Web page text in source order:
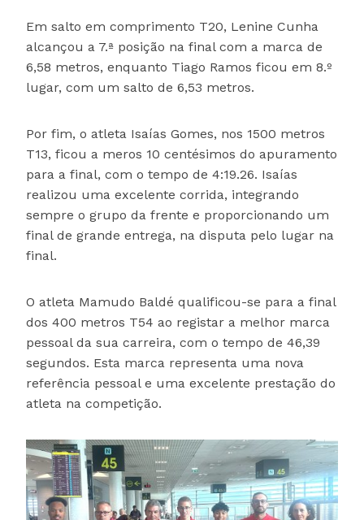
Em salto em comprimento T20, Lenine Cunha
alcançou a 7.ª posição na final com a marca de
6,58 metros, enquanto Tiago Ramos ficou em 8.º
lugar, com um salto de 6,53 metros.
Por fim, o atleta Isaías Gomes, nos 1500 metros
T13, ficou a meros 10 centésimos do apuramento
para a final, com o tempo de 4:19.26. Isaías
realizou uma excelente corrida, integrando
sempre o grupo da frente e proporcionando um
final de grande entrega, na disputa pelo lugar na
final.
O atleta Mamudo Baldé qualificou-se para a final
dos 400 metros T54 ao registar a melhor marca
pessoal da sua carreira, com o tempo de 46,39
segundos. Esta marca representa uma nova
referência pessoal e uma excelente prestação do
atleta na competição.